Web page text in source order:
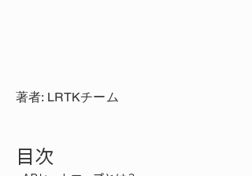
著者: LRTKチーム
目次